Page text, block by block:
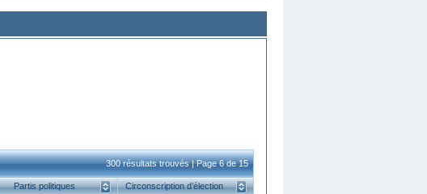
300 résultats trouvés | Page 6 de 15
Partis politiques Circonscription d’élection